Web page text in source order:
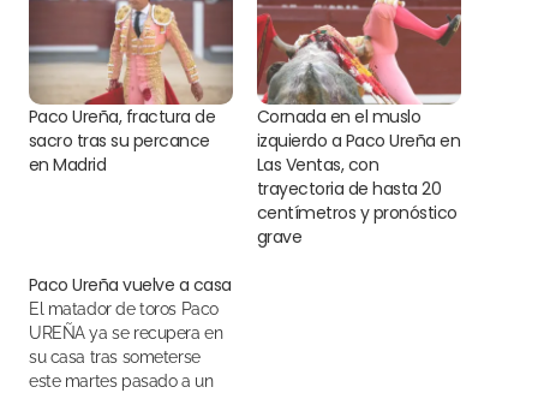
Paco Ureña, fractura de
sacro tras su percance
en Madrid
Cornada en el muslo
izquierdo a Paco Ureña en
Las Ventas, con
trayectoria de hasta 20
centímetros y pronóstico
grave
Paco Ureña vuelve a casa
El matador de toros Paco
UREÑA ya se recupera en
su casa tras someterse
este martes pasado a un